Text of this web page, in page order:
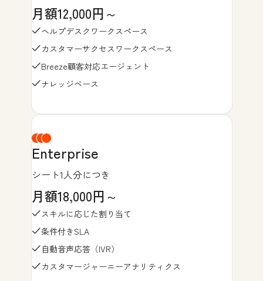
月額12,000円～
ヘルプデスクワークスペース
カスタマーサクセスワークスペース
Breeze顧客対応エージェント
ナレッジベース
Enterprise
シート1人分につき
月額18,000円～
スキルに応じた割り当て
条件付きSLA
自動音声応答（IVR）
カスタマージャーニーアナリティクス